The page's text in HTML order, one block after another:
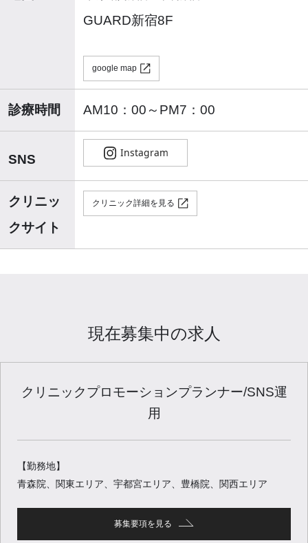
GUARD新宿8F
google map
診療時間 AM10：00～PM7：00
SNS
クリニッ
クサイト
クリニック詳細を見る
現在募集中の求人
クリニックプロモーションプランナー/SNS運
用
【勤務地】
青森院、関東エリア、宇都宮エリア、豊橋院、関西エリア
募集要項を見る